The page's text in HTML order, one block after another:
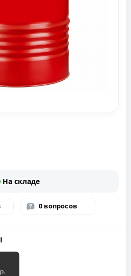
На складе
0 вопросов